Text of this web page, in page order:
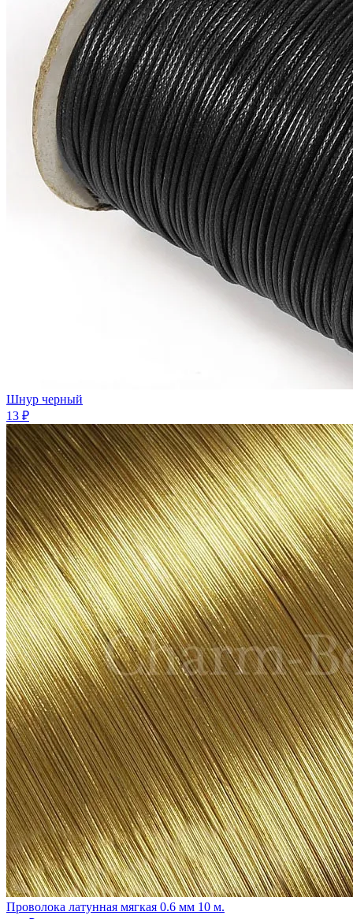
Шнур черный
13 ₽
Проволока латунная мягкая 0.6 мм 10 м.